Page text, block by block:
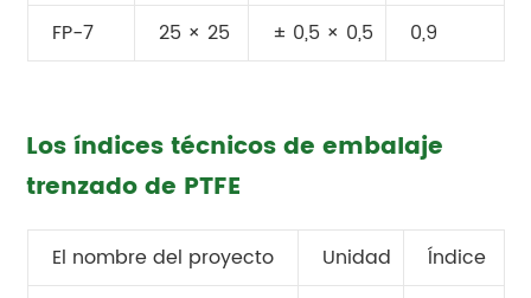
FP-7
25 × 25 ± 0,5 × 0,5 0,9
Los índices técnicos de embalaje
trenzado de PTFE
El nombre del proyecto Unidad
Índice